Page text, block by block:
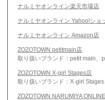
ナルミヤオンライン楽天市場店
ナルミヤオンライン Yahoo!ショ
ナルミヤオンライン Amazon店
ZOZOTOWN petitmain店
取り扱いブランド：petit main、
ZOZOTOWN X-girl Stages店
取り扱いブランド：X-girl
ZOZOTOWN NARUMIYA